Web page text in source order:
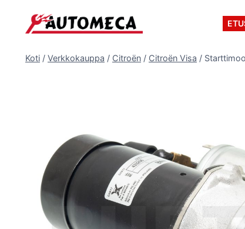
sisältöön
Koti / Verkkokauppa / Citroën / Citroën Visa /